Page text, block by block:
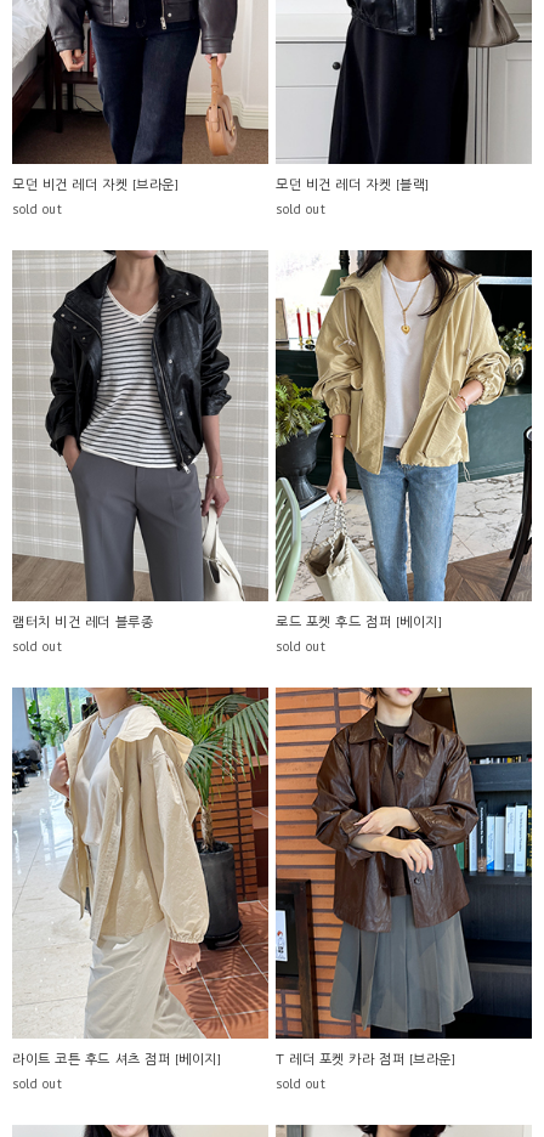
모던 비건 레더 자켓 [브라운]
sold out
모던 비건 레더 자켓 [블랙]
sold out
램터치 비건 레더 블루종
sold out
로드 포켓 후드 점퍼 [베이지]
sold out
라이트 코튼 후드 셔츠 점퍼 [베이지]
sold out
T 레더 포켓 카라 점퍼 [브라운]
sold out